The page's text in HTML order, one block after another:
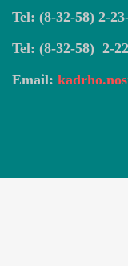
Tel: (8-32-58) 2-
Tel: (8-32-58) 2-
Email: